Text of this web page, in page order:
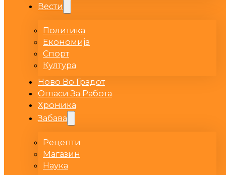
Вести
Политика
Економија
Спорт
Култура
Ново Во Градот
Огласи За Работа
Хроника
Забава
Рецепти
Магазин
Наука